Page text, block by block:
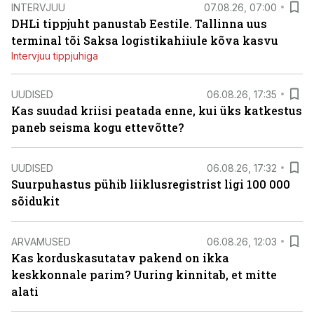
INTERVJUU 07.08.26, 07:00
DHLi tippjuht panustab Eestile. Tallinna uus
terminal tõi Saksa logistikahiiule kõva kasvu
Intervjuu tippjuhiga
UUDISED 06.08.26, 17:35
Kas suudad kriisi peatada enne, kui üks katkestus
paneb seisma kogu ettevõtte?
UUDISED 06.08.26, 17:32
Suurpuhastus pühib liiklusregistrist ligi 100 000
sõidukit
ARVAMUSED 06.08.26, 12:03
Kas korduskasutatav pakend on ikka
keskkonnale parim? Uuring kinnitab, et mitte
alati